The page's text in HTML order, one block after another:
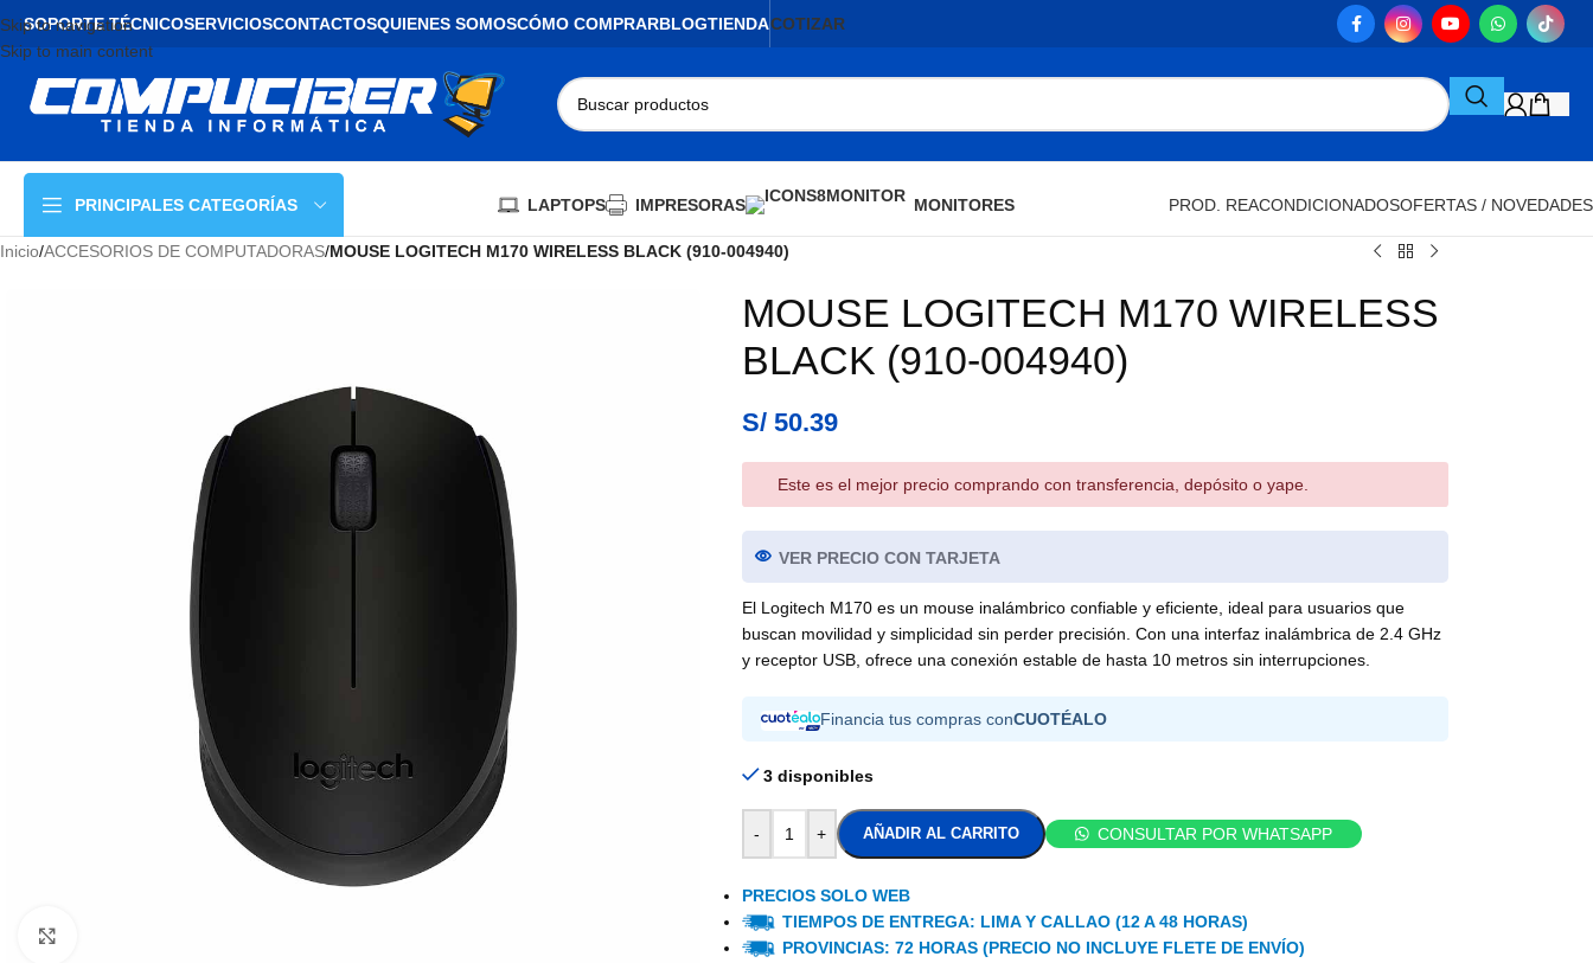
Skip to navigation
Skip to main content
SOPORTE TÉCNICOSERVICIOSCONTACTOSQUIENES SOMOSCÓMO COMPRARBLOGTIENDACOTIZAR
PRINCIPALES CATEGORÍAS LAPTOPS IMPRESORAS MONITORES PROD. REACONDICIONADOSOFERTAS / NOVEDADES
Inicio/ACCESORIOS DE COMPUTADORAS/MOUSE LOGITECH M170 WIRELESS BLACK (910-004940)
MOUSE LOGITECH M170 WIRELESS
BLACK (910-004940)
S/50.39
Este es el mejor precio comprando con transferencia, depósito o yape.
VER PRECIO CON TARJETA
El Logitech M170 es un mouse inalámbrico confiable y eficiente, ideal para usuarios que
buscan movilidad y simplicidad sin perder precisión. Con una interfaz inalámbrica de 2.4 GHz
y receptor USB, ofrece una conexión estable de hasta 10 metros sin interrupciones.
Financia tus compras conCUOTÉALO
3 disponibles
- + AÑADIR AL CARRITO CONSULTAR POR WHATSAPP
PRECIOS SOLO WEB
TIEMPOS DE ENTREGA: LIMA Y CALLAO (12 A 48 HORAS)
PROVINCIAS: 72 HORAS (PRECIO NO INCLUYE FLETE DE ENVÍO)